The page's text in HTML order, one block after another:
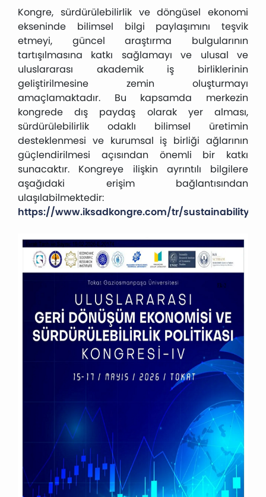
Kongre, sürdürülebilirlik ve döngüsel ekonomi
ekseninde bilimsel bilgi paylaşımını teşvik
etmeyi, güncel araştırma bulgularının
tartışılmasına katkı sağlamayı ve ulusal ve
uluslararası akademik iş birliklerinin
geliştirilmesine zemin oluşturmayı
amaçlamaktadır. Bu kapsamda merkezin
kongrede dış paydaş olarak yer alması,
sürdürülebilirlik odaklı bilimsel üretimin
desteklenmesi ve kurumsal iş birliği ağlarının
güçlendirilmesi açısından önemli bir katkı
sunacaktır. Kongreye ilişkin ayrıntılı bilgilere
aşağıdaki erişim bağlantısından
ulaşılabilmektedir:
https://www.iksadkongre.com/tr/sustainability